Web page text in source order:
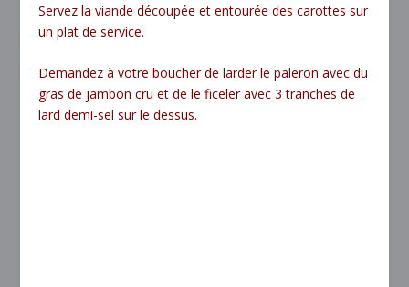
Servez la viande découpée et entourée des carottes sur
un plat de service.
Demandez à votre boucher de larder le paleron avec du
gras de jambon cru et de le ficeler avec 3 tranches de
lard demi-sel sur le dessus.